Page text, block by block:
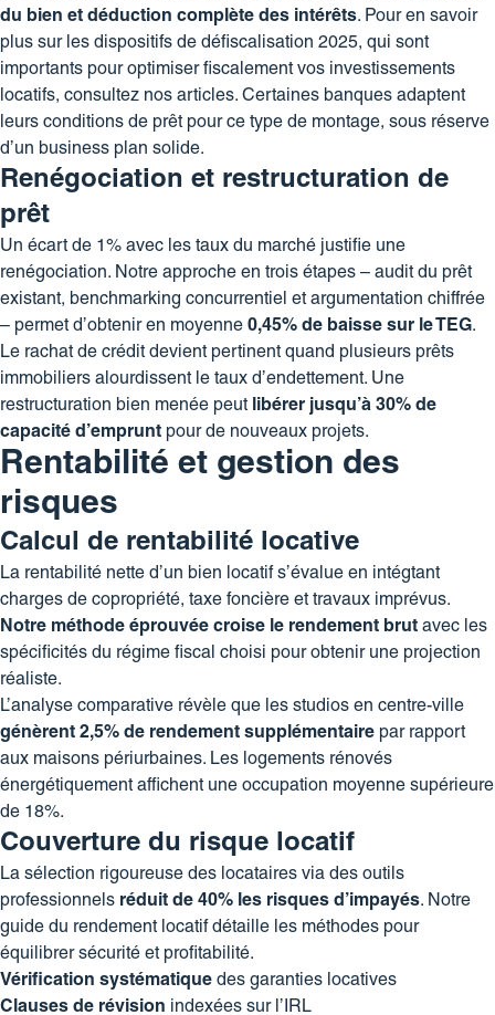
du bien et déduction complète des intérêts. Pour en savoir
plus sur les dispositifs de défiscalisation 2025, qui sont
importants pour optimiser fiscalement vos investissements
locatifs, consultez nos articles. Certaines banques adaptent
leurs conditions de prêt pour ce type de montage, sous réserve
d’un business plan solide.
Renégociation et restructuration de
prêt
Un écart de 1% avec les taux du marché justifie une
renégociation. Notre approche en trois étapes – audit du prêt
existant, benchmarking concurrentiel et argumentation chiffrée
– permet d’obtenir en moyenne 0,45% de baisse sur le TEG.
Le rachat de crédit devient pertinent quand plusieurs prêts
immobiliers alourdissent le taux d’endettement. Une
restructuration bien menée peut libérer jusqu’à 30% de
capacité d’emprunt pour de nouveaux projets.
Rentabilité et gestion des
risques
Calcul de rentabilité locative
La rentabilité nette d’un bien locatif s’évalue en intégtant
charges de copropriété, taxe foncière et travaux imprévus.
Notre méthode éprouvée croise le rendement brut avec les
spécificités du régime fiscal choisi pour obtenir une projection
réaliste.
L’analyse comparative révèle que les studios en centre-ville
génèrent 2,5% de rendement supplémentaire par rapport
aux maisons périurbaines. Les logements rénovés
énergétiquement affichent une occupation moyenne supérieure
de 18%.
Couverture du risque locatif
La sélection rigoureuse des locataires via des outils
professionnels réduit de 40% les risques d’impayés. Notre
guide du rendement locatifdétaille les méthodes pour
équilibrer sécurité et profitabilité.
Vérification systématique des garanties locatives
Clauses de révision indexées sur l’IRL